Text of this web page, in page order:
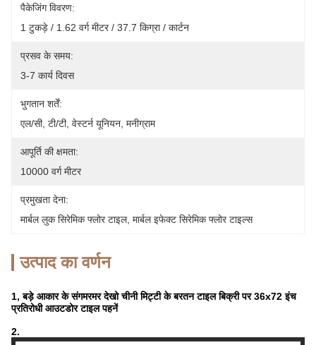
पैकेजिंग विवरण:
1 टुकड़े / 1.62 वर्ग मीटर / 37.7 किग्रा / कार्टन
प्रसव के समय:
3-7 कार्य दिवस
भुगतान शर्तें:
एल/सी, टी/टी, वेस्टर्न यूनियन, मनीग्राम
आपूर्ति की क्षमता:
10000 वर्ग मीटर
प्रमुखता देना:
मार्बल लुक सिरेमिक फ्लोर टाइल, मार्बल इफेक्ट सिरेमिक फ्लोर टाइल्स
उत्पाद का वर्णन
1, बड़े आकार के संगमरमर देखो चीनी मिट्टी के बरतन टाइल बिक्री पर 36x72 इंच
प्रतिरोधी आउटडोर टाइल पहनें
2.